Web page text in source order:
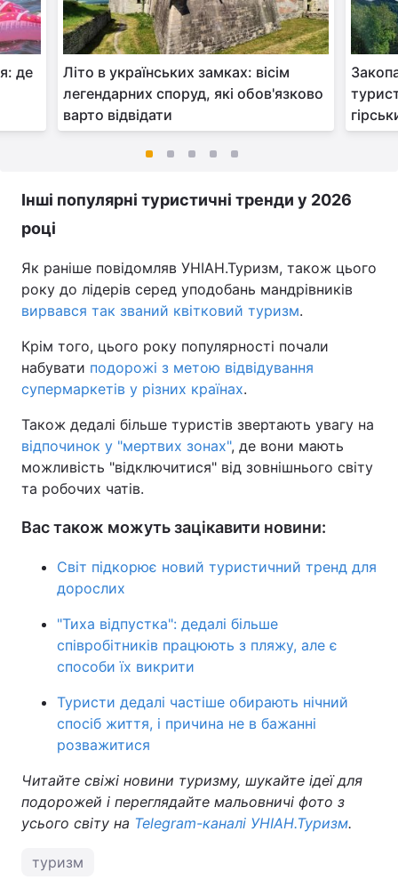
де
Літо в українських замках: вісім
легендарних споруд, які обов'язково
варто відвідати
Інші популярні туристичні тренди у 2026
році
Як раніше повідомляв УНІАН.Туризм, також цього
року до лідерів серед уподобань мандрівників
вирвався так званий квітковий туризм.
Крім того, цього року популярності почали
набувати подорожі з метою відвідування
супермаркетів у різних країнах.
Також дедалі більше туристів звертають увагу на
відпочинок у "мертвих зонах", де вони мають
можливість "відключитися" від зовнішнього світу
та робочих чатів.
Вас також можуть зацікавити новини:
Світ підкорює новий туристичний тренд для
дорослих
"Тиха відпустка": дедалі більше
співробітників працюють з пляжу, але є
способи їх викрити
Туристи дедалі частіше обирають нічний
спосіб життя, і причина не в бажанні
розважитися
Читайте свіжі новини туризму, шукайте ідеї для
подорожей і переглядайте мальовничі фото з
усього світу на Telegram-каналі УНІАН.Туризм.
туризм